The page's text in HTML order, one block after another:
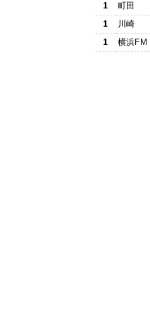
1
町田
1
川崎
1
横浜FM